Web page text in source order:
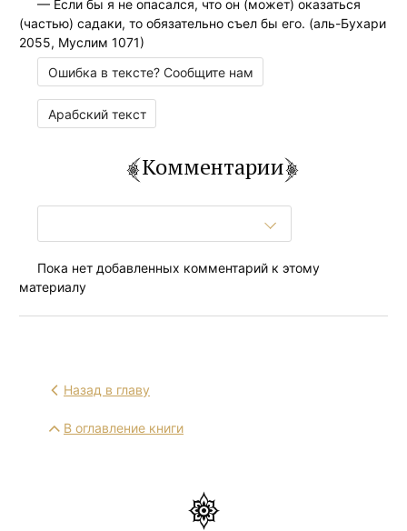
— Если бы я не опасался, что он (может) оказаться
(частью) садаки, то обязательно съел бы его. (аль-Бухари
2055, Муслим 1071)
Ошибка в тексте? Сообщите нам
Арабский текст
Комментарии
Пока нет добавленных комментарий к этому
материалу
Назад в главу
В оглавление книги